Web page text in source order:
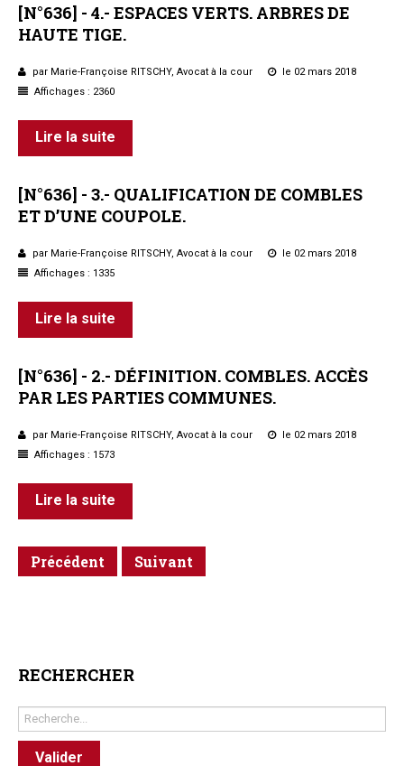
[N°636] - 4.- ESPACES VERTS. ARBRESDE
HAUTE TIGE.
par Marie-Françoise RITSCHY, Avocat à la cour
le 02 mars 2018
Affichages : 2360
Lire la suite
[N°636] - 3.- QUALIFICATION DE COMBLES
ETD’UNE COUPOLE.
par Marie-Françoise RITSCHY, Avocat à la cour
le 02 mars 2018
Affichages : 1335
Lire la suite
[N°636] - 2.- DÉFINITION. COMBLES. ACCÈS
PAR LES PARTIES COMMUNES.
par Marie-Françoise RITSCHY, Avocat à la cour
le 02 mars 2018
Affichages : 1573
Lire la suite
Précédent Suivant
RECHERCHER
Rechercher
Valider